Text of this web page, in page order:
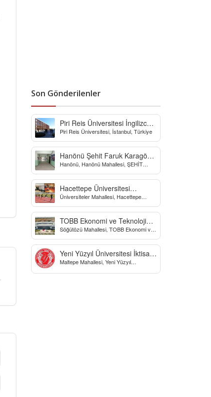
Son Gönderilenler
Piri Reis Üniversitesi İngilizce
Hazırlık Bölümü
Piri Reis Üniversitesi, İstanbul, Türkiye
Hanönü Şehit Faruk Karagöz
Yatılı Bölge Ortaokulu
Hanönü, Hanönü Mahallesi, ŞEHİT
Sokak, Kastamonu, Türkiye
Hacettepe Üniversitesi
Biyomekanik Laboratuvarı
Üniversiteler Mahallesi, Hacettepe
Yo, Çankaya/Ankara, Türkiye
TOBB Ekonomi ve Teknoloji
Üniversitesi
Söğütözü Mahallesi, TOBB Ekonomi ve
Caddesi, Ankara, Türkiye
Yeni Yüzyıl Üniversitesi İktisadi
ve İdari Bilimler Fakültesi
Maltepe Mahallesi, Yeni Yüzyıl